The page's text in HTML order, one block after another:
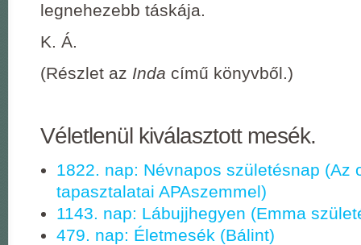
legnehezebb táskája.
K. Á.
(Részlet az Inda című könyvből.)
Véletlenül kiválasztott mesék.
1822. nap: Névnapos születésnap (Az
tapasztalatai APAszemmel)
1143. nap: Lábujjhegyen (Emma
479. nap: Életmesék (Bálint)